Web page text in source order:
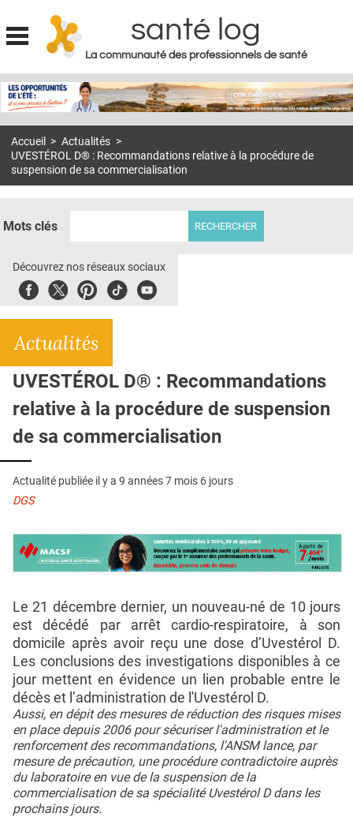
Jump to navigation
santé log
La communauté des professionnels de santé
MON COMPTE
S'ABONNER À LA REVUE SOIN À DOMICILE
ACTUS
E-REVUE SAD
THÉMA
CRÉDITS
Accueil > Actualités >
UVESTÉROL D® : Recommandations relative à la procédure de
suspension de sa commercialisation
Mots clés
Découvrez nos réseaux sociaux
FacebookTwitterPinterest
TiktokYoubute
Actualités
UVESTÉROL D® : Recommandations
relative à la procédure de suspension
de sa commercialisation
Actualité publiée il y a 9 années 7 mois 6 jours
DGS
Le 21 décembre dernier, un nouveau-né de 10 jours
est décédé par arrêt cardio-respiratoire, à son
domicile après avoir reçu une dose d’Uvestérol D.
Les conclusions des investigations disponibles à ce
jour mettent en évidence un lien probable entre le
décès et l’administration de l'Uvestérol D.
Aussi, en dépit des mesures de réduction des risques mises
en place depuis 2006 pour sécuriser l'administration et le
renforcement des recommandations, l'ANSM lance, par
mesure de précaution, une procédure contradictoire auprès
du laboratoire en vue de la suspension de la
commercialisation de sa spécialité Uvestérol D dans les
prochains jours.